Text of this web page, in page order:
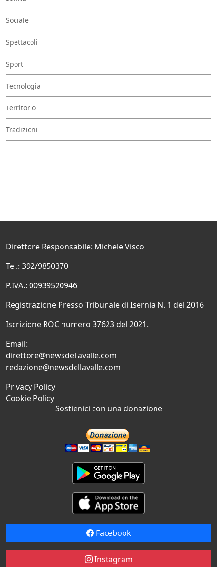
Sociale
Spettacoli
Sport
Tecnologia
Territorio
Tradizioni
Direttore Responsabile: Michele Visco
Tel.: 392/9850370
P.IVA.: 00939520946
Registrazione Presso Tribunale di Isernia N. 1 del 2016
Iscrizione ROC numero 37623 del 2021.
Email:
direttore@newsdellavalle.com
redazione@newsdellavalle.com
Privacy Policy
Cookie Policy
Sostienici con una donazione
Facebook
Instagram